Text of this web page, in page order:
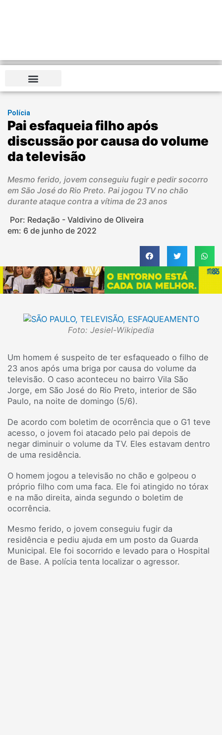
Polícia
Pai esfaqueia filho após
discussão por causa do volume
da televisão
Mesmo ferido, jovem conseguiu fugir e pedir socorro
em São José do Rio Preto. Pai jogou TV no chão
durante ataque contra a vítima de 23 anos
Por: Redação - Valdivino de Oliveira
em: 6 de junho de 2022
Foto: Jesiel-Wikipedia
Um homem é suspeito de ter esfaqueado o filho de
23 anos após uma briga por causa do volume da
televisão. O caso aconteceu no bairro Vila São
Jorge, em São José do Rio Preto, interior de São
Paulo, na noite de domingo (5/6).
De acordo com boletim de ocorrência que o G1 teve
acesso, o jovem foi atacado pelo pai depois de
negar diminuir o volume da TV. Eles estavam dentro
de uma residência.
O homem jogou a televisão no chão e golpeou o
próprio filho com uma faca. Ele foi atingido no tórax
e na mão direita, ainda segundo o boletim de
ocorrência.
Mesmo ferido, o jovem conseguiu fugir da
residência e pediu ajuda em um posto da Guarda
Municipal. Ele foi socorrido e levado para o Hospital
de Base. A polícia tenta localizar o agressor.